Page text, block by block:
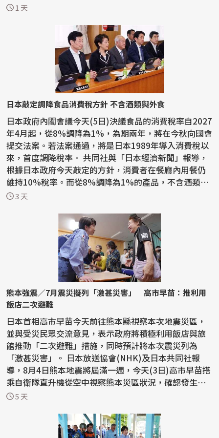
社，...
1 天
日本敲定調降食品消費稅方針 不含酒類與外食
日本政府內閣會議今天(5日)決議食品的消費稅率自2027
年4月起，從8%調降為1%，為期兩年，將在今秋向國會
提交法案。若法案通過，將是日本1989年導入消費稅以
來，首度調降稅率。 共同社與「日本經濟新聞」報導，
根據日本政府今天敲定的方針，消費者在餐廳內用餐仍
維持10%稅率。而從8%調降為1%的產品，不含酒類與
外食。...
3 天
熊本強震／7月震災擬列「激甚災害」 高市早苗：推利用
飯店二次避難
日本首相高市早苗今天前往熊本縣視察本次地震災區，
並與受災民眾交流意見，表示政府將積極利用飯店與旅
館推動「二次避難」措施，同時預計將本次震災列為
「激甚災害」。 日本放送協會(NHK)及日本共同社報
導，8月4日熊本地震將屆滿一週，今天(3日)高市早苗搭
乘自衛隊直升機從空中視察熊本災區狀況，確認發生大
規模爆...
5 天